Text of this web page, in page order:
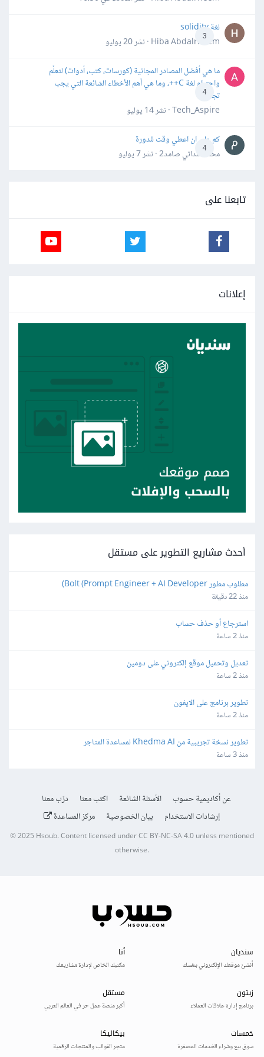
3
لغة solidity
Hiba Abdalrheem · نشر
20 يوليو
4
ما هي أفضل المصادر المجانية (كورسات، كتب، أدوات) لتعلّم
واحترام لغة C++، وما هي أهم الأخطاء الشائعة التي يجب
تجنبها؟
Tech_Aspire · نشر
14 يوليو
4
كم علي ان اعطي وقت للدورة
محمد سداتي صامد2 · نشر
7 يوليو
تابعنا على
إعلانات
أحدث مشاريع التطوير على مستقل
مطلوب مطور Bolt (Prompt Engineer + AI Developer)
منذ 22 دقيقة
استرجاع أو حذف حساب
منذ 2 ساعة
تعديل وتحميل موقع إلكتروني على دومين
منذ 2 ساعة
تطوير برنامج على الايفون
منذ 2 ساعة
تطوير نسخة تجريبية من Khedma AI لمساعدة المتاجر
منذ 3 ساعة
عن أكاديمية حسوب الأسئلة الشائعة اكتب معنا
درّب معنا
إرشادات الاستخدام
بيان الخصوصية مركز المساعدة
© 2025 Hsoub.Content licensed underCC BY-NC-SA 4.0unless mentioned
otherwise.